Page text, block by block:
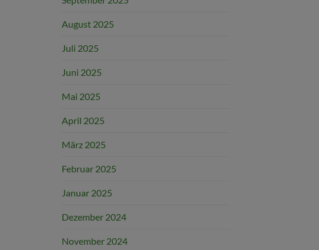
August 2025
Juli 2025
Juni 2025
Mai 2025
April 2025
März 2025
Februar 2025
Januar 2025
Dezember 2024
November 2024